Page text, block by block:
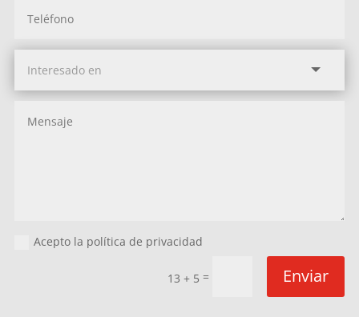
Acepto la política de privacidad
13 + 5 = Enviar